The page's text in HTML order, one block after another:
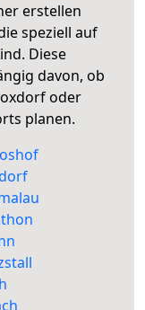
erstellen
speziell auf
Diese
davon, ob
oder
planen.